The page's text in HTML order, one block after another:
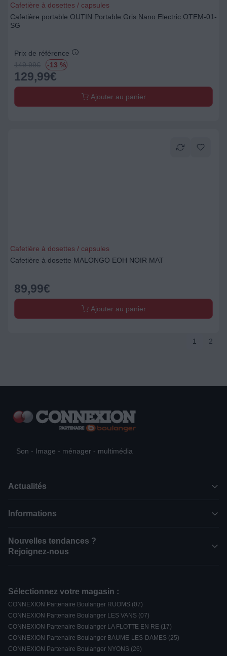
Cafetière à dosettes / capsules
Cafetière portable OUTIN Portable Gris Nano Electric OTEM-01-
SG
Prix de référence
149.99€ -13 %
129,99€
Ajouter au panier
Cafetière à dosettes / capsules
Cafetière à dosette MALONGO EOH NOIR MAT
89,99€
Ajouter au panier
1 2
Son - Image - ménager - multimédia
Actualités
Informations
Nouvelles tendances ?
Rejoignez-nous
Sélectionnez votre magasin :
CONNEXION Partenaire Boulanger RUOMS (07)
CONNEXION Partenaire Boulanger LES VANS (07)
CONNEXION Partenaire Boulanger LA FLOTTE EN RE (17)
CONNEXION Partenaire Boulanger BAUME-LES-DAMES (25)
CONNEXION Partenaire Boulanger NYONS (26)